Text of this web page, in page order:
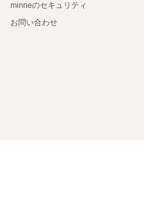
minneのセキュリティ
お問い合わせ